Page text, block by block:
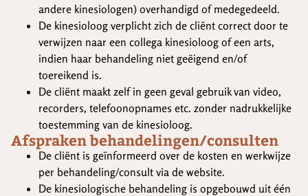
andere kinesiologen) overhandigd of medegedeeld.
De kinesioloog verplicht zich de cliënt correct door te
verwijzen naar een collega kinesioloog of een arts,
indien haar behandeling niet geëigend en/of
toereikend is.
De cliënt maakt zelf in geen geval gebruik van video,
recorders, telefoonopnames etc. zonder nadrukkelijke
toestemming van de kinesioloog.
Afspraken behandelingen/consulten
De cliënt is geïnformeerd over de kosten en werkwijze
per behandeling/consult via de website.
De kinesiologische behandeling is opgebouwd uit één